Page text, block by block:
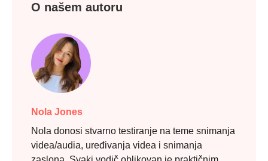
O našem autoru
Nola Jones
Nola donosi stvarno testiranje na teme snimanja
videa/audia, uređivanja videa i snimanja